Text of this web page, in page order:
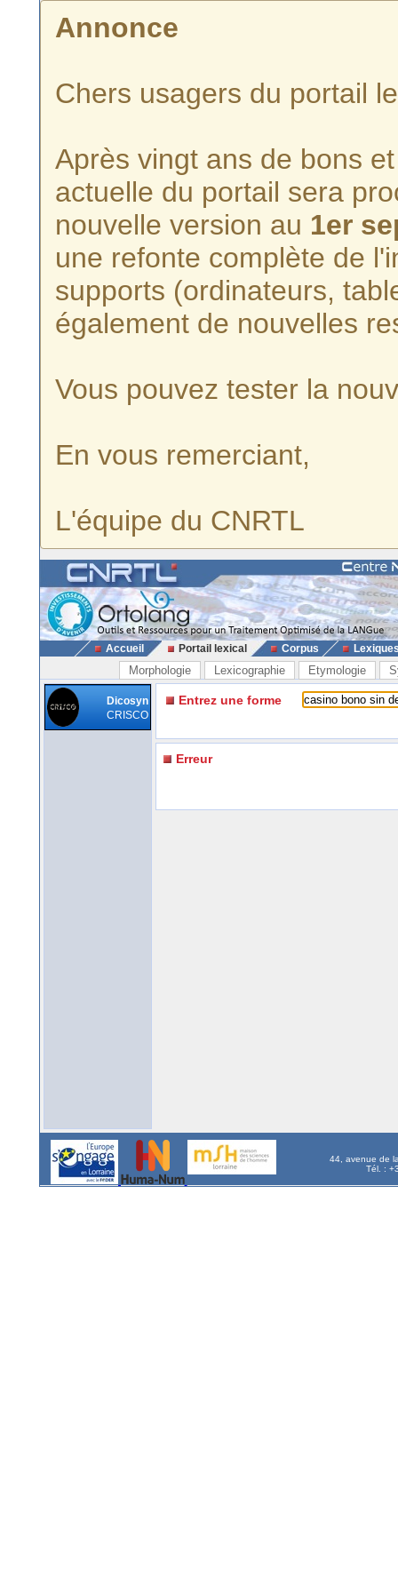
Annonce
Chers usagers du portail
Après vingt ans de bons
actuelle du portail sera
nouvelle version au 1er
une refonte complète de
supports (ordinateurs,
également de nouvelles
Vous pouvez tester la
En vous remerciant,
L'équipe du CNRTL
Accueil Portail lexical Corpus
Morphologie Lexicographie Etymologie
Dicosyn
CRISCO
Entrez une forme
Erreur
44, avenue de
Tél. :